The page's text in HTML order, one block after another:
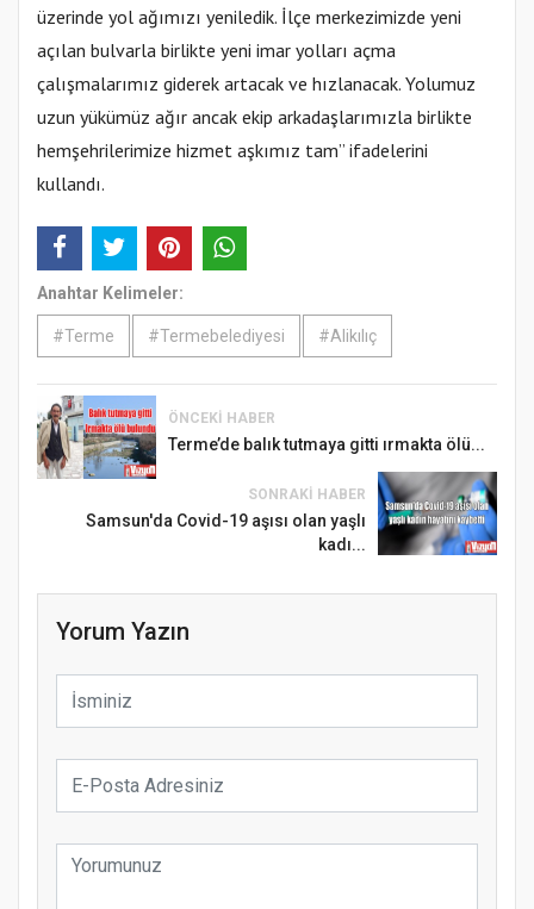
üzerinde yol ağımızı yeniledik. İlçe merkezimizde yeni
açılan bulvarla birlikte yeni imar yolları açma
çalışmalarımız giderek artacak ve hızlanacak. Yolumuz
uzun yükümüz ağır ancak ekip arkadaşlarımızla birlikte
hemşehrilerimize hizmet aşkımız tam” ifadelerini
kullandı.
Anahtar Kelimeler:
#Terme #Termebelediyesi #Alikılıç
ÖNCEKI HABER
Terme’de balık tutmaya gitti ırmakta ölü...
SONRAKI HABER
Samsun'da Covid-19 aşısı olan yaşlı
kadı...
Yorum Yazın